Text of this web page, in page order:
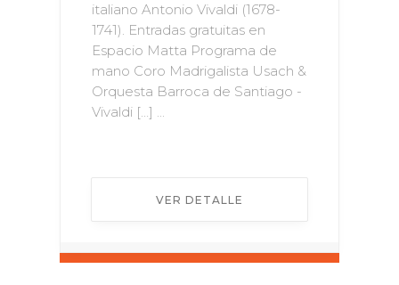
italiano Antonio Vivaldi (1678-
1741). Entradas gratuitas en
Espacio Matta Programa de
mano Coro Madrigalista Usach &
Orquesta Barroca de Santiago -
Vivaldi […] ...
VER DETALLE